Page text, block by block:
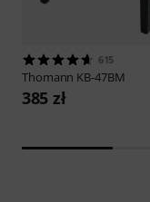
615
Thomann KB-47BM
385 zł